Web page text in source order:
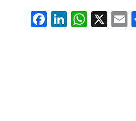
Fa
ce
Li
nk
W
ha
X E